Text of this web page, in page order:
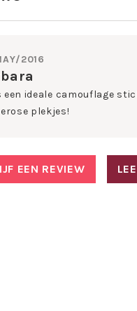
2016
een ideale camouflage
plekjes!
EEN REVIEW